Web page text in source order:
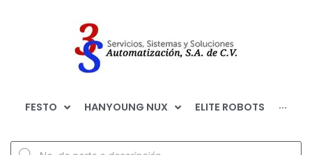
FESTO HANYOUNG NUX ELITE ROBOTS ···